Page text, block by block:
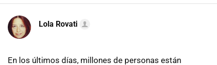
Lola Rovati
En los últimos días, millones de personas están